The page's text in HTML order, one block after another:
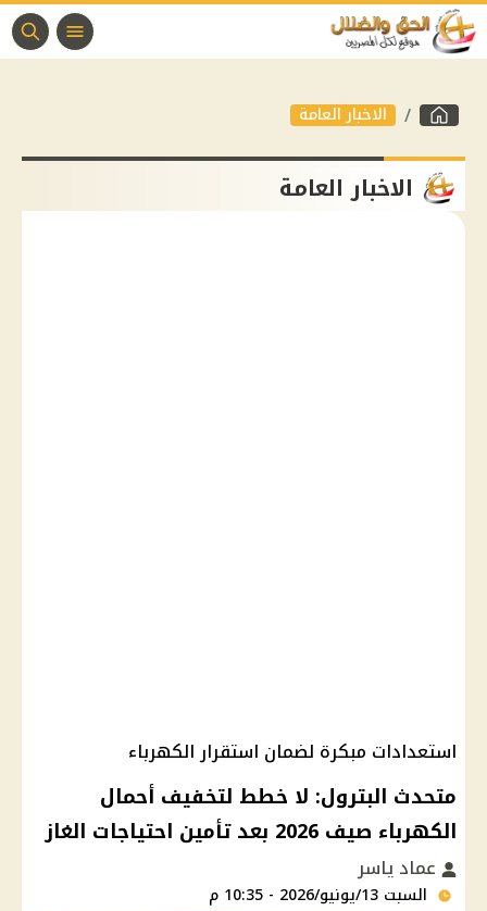
الاخبار العامة
الاخبار العامة
استعدادات مبكرة لضمان استقرار الكهرباء
متحدث البترول: لا خطط لتخفيف أحمال
الكهرباء صيف 2026 بعد تأمين احتياجات الغاز
عماد ياسر
السبت 13/يونيو/2026 - 10:35 م